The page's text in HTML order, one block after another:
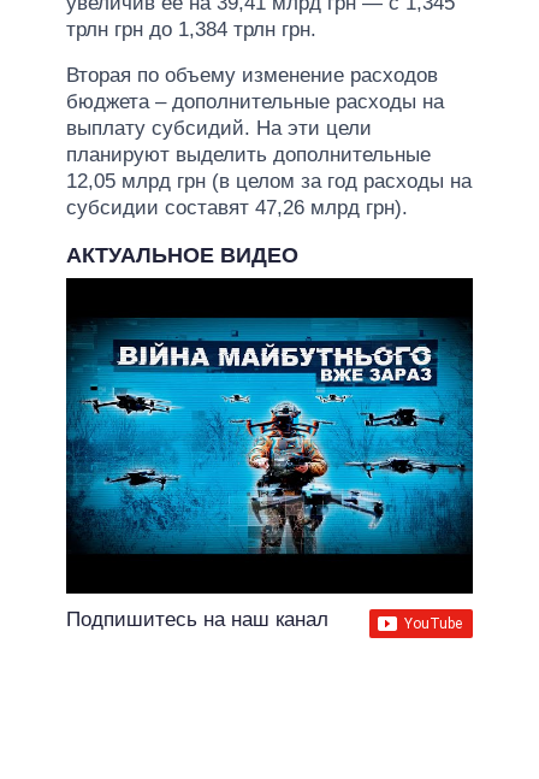
трлн грн до 1,384 трлн грн.
Вторая по объему изменение расходов
бюджета – дополнительные расходы на
выплату субсидий. На эти цели
планируют выделить дополнительные
12,05 млрд грн (в целом за год расходы на
субсидии составят 47,26 млрд грн).
АКТУАЛЬНОЕ ВИДЕО
Подпишитесь на наш канал